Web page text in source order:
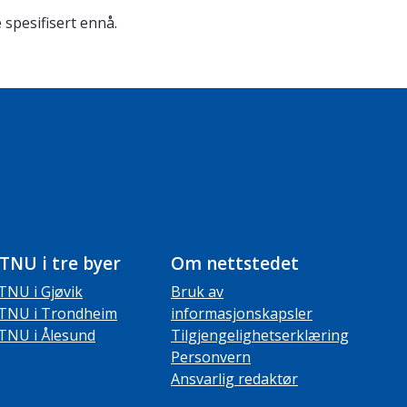
spesifisert ennå.
i tre byer
i Gjøvik
i Trondheim
i Ålesund
Om nettstedet
Bruk av
informasjonskapsler
Tilgjengelighetserklæring
Personvern
Ansvarlig redaktør